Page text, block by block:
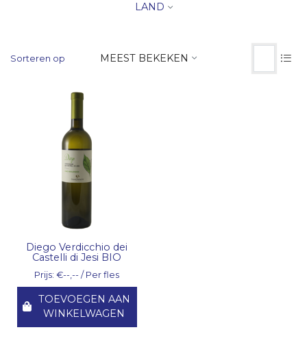
LAND
Sorteren op MEEST BEKEKEN
Diego Verdicchio dei
Castelli di Jesi BIO
Prijs: €--,-- / Per fles
TOEVOEGEN AAN
WINKELWAGEN